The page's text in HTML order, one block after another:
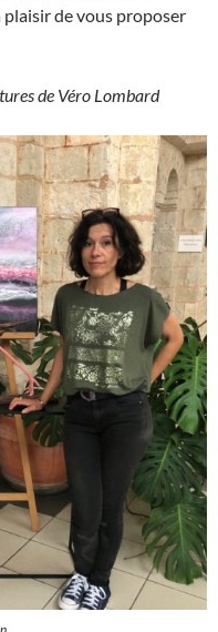
plaisir de vous proposer
de Véro Lombard